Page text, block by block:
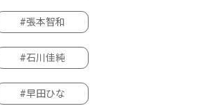
#張本智和
#石川佳純
#早田ひな